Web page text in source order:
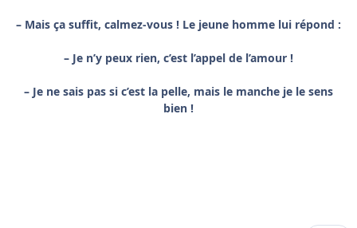
– Mais ça suffit, calmez-vous ! Le jeune homme lui répond :
– Je n’y peux rien, c’est l’appel de l’amour !
– Je ne sais pas si c’est la pelle, mais le manche je le sens
bien !